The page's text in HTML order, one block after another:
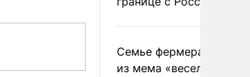
Семье фермера
из мема «веселый